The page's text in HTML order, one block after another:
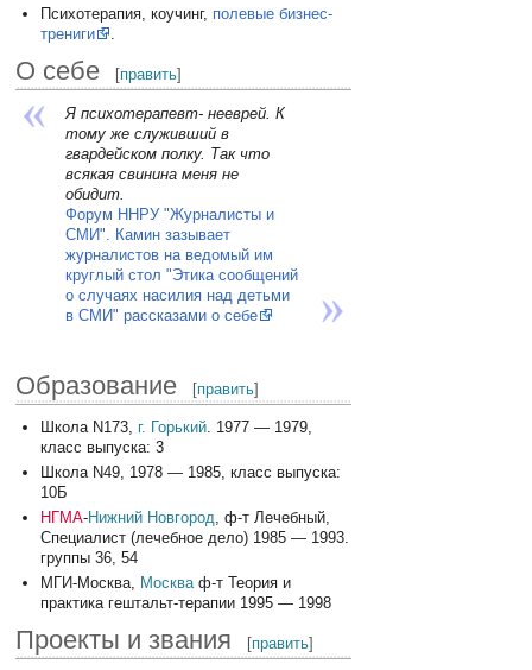
Психотерапия, коучинг, полевые бизнес-
трениги
О себе [править]
Я психотерапевт- нееврей. К
тому же служивший в
гвардейском полку. Так что
всякая свинина меня не
обидит.
Форум ННРУ "Журналисты и
СМИ". Камин зазывает
журналистов на ведомый им
круглый стол "Этика сообщений
о случаях насилия над детьми
в СМИ" рассказами о себе
Образование [править]
Школа N173, г. Горький. 1977 — 1979,
класс выпуска: 3
Школа N49, 1978 — 1985, класс выпуска:
10Б
НГМА-Нижний Новгород, ф-т Лечебный,
Специалист (лечебное дело) 1985 — 1993.
группы 36, 54
МГИ-Москва,
Москваф-т Теория и
практика гештальт-терапии 1995 — 1998
Проекты и звания [править]